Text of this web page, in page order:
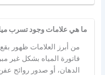
ما هي علامات وجود تسرب
من أبرز العلامات ظهور
فاتورة المياه بشكل غير
الدهان، أو صدور روائح